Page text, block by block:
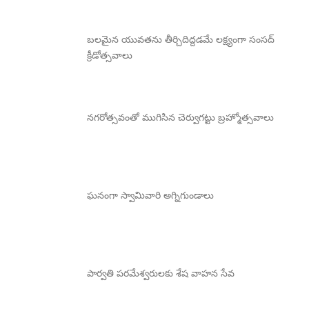
బలమైన యువతను తీర్చిదిద్దడమే లక్ష్యంగా సంసద్
క్రీడోత్సవాలు
నగరోత్సవంతో ముగిసిన చెర్వుగట్టు బ్రహ్మోత్సవాలు
ఘనంగా స్వామివారి అగ్నిగుండాలు
పార్వతి పరమేశ్వరులకు శేష వాహన సేవ